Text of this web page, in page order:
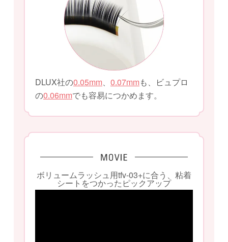
DLUX社の0.05mm 、0.07mmも、ビュプロ
の0.06mmでも容易につかめます。
ボリュームラッシュ用tfv-03+に合う、粘着
シートをつかったピックアップ